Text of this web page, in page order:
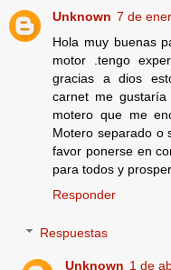
Unknown 7 de
Hola muy buenas
motor .tengo
gracias a dios
carnet me
motero que me
Motero separado o
favor ponerse en
para todos y
Responder
Respuestas
Unknown 1 de